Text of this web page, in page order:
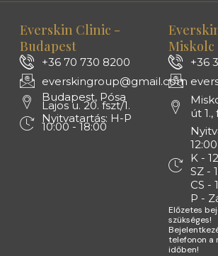
Everskin Clinic -
Budapest
+36 70 730 8200
everskingroup@gmail.com
Budapest, Pósa
Lajos u. 20. fszt/1.
Nyitvatartás: H-P
10:00 - 18:00
Miskolc
+36
út 1.,
K -
SZ -
CS -
P -
Előzetes
szükséges!
telefonon a
időben!